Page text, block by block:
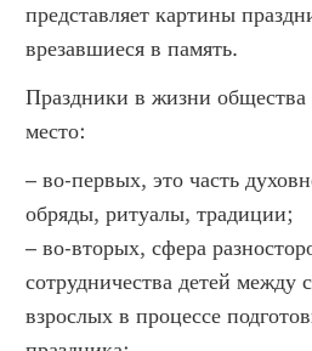
представляет картины
врезавшиеся в память.
Праздники в жизни
место:
– во-первых, это часть
обряды, ритуалы, традиции;
– во-вторых, сфера
сотрудничества детей между
взрослых в процессе